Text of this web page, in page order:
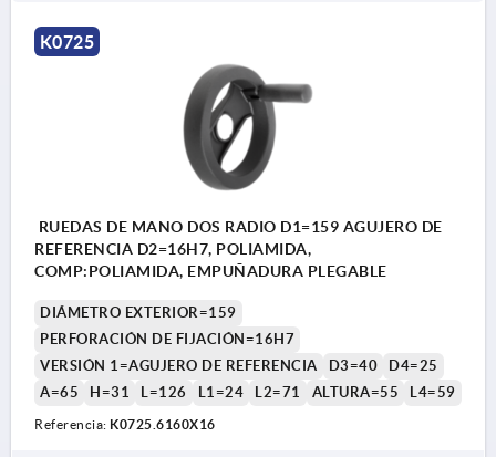
K0725
RUEDAS DE MANO DOS RADIO D1=159 AGUJERO DE
REFERENCIA D2=16H7, POLIAMIDA,
COMP:POLIAMIDA, EMPUÑADURA PLEGABLE
DIÁMETRO EXTERIOR=159
PERFORACIÓN DE FIJACIÓN=16H7
VERSIÓN 1=AGUJERO DE REFERENCIA
D3=40
D4=25
A=65
H=31 L=126 L1=24 L2=71 ALTURA=55 L4=59
Referencia: K0725.6160X16